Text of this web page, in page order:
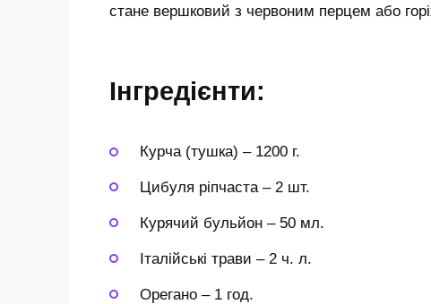
стане вершковий з червоним перцем або
Інгредієнти:
Курча (тушка) – 1200 г.
Цибуля ріпчаста– 2 шт.
Курячий бульйон – 50 мл.
Італійські трави – 2 ч. л.
Орегано – 1 год.